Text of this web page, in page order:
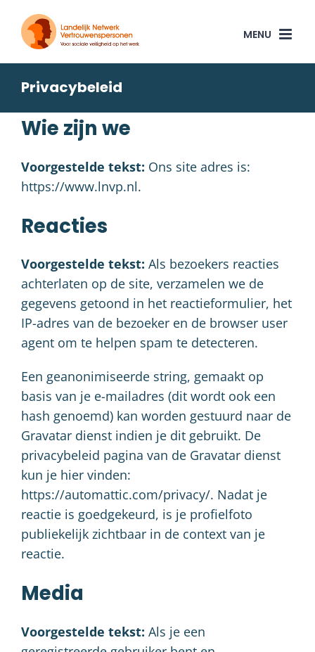
naar
inhoud
Privacybeleid
Wie zijn we
Voorgestelde tekst: Ons site adres is:
https://www.lnvp.nl.
Reacties
Voorgestelde tekst: Als bezoekers reacties
achterlaten op de site, verzamelen we de
gegevens getoond in het reactieformulier, het
IP-adres van de bezoeker en de browser user
agent om te helpen spam te detecteren.
Een geanonimiseerde string, gemaakt op
basis van je e-mailadres (dit wordt ook een
hash genoemd) kan worden gestuurd naar de
Gravatar dienst indien je dit gebruikt. De
privacybeleid pagina van de Gravatar dienst
kun je hier vinden:
https://automattic.com/privacy/. Nadat je
reactie is goedgekeurd, is je profielfoto
publiekelijk zichtbaar in de context van je
reactie.
Media
Voorgestelde tekst: Als je een